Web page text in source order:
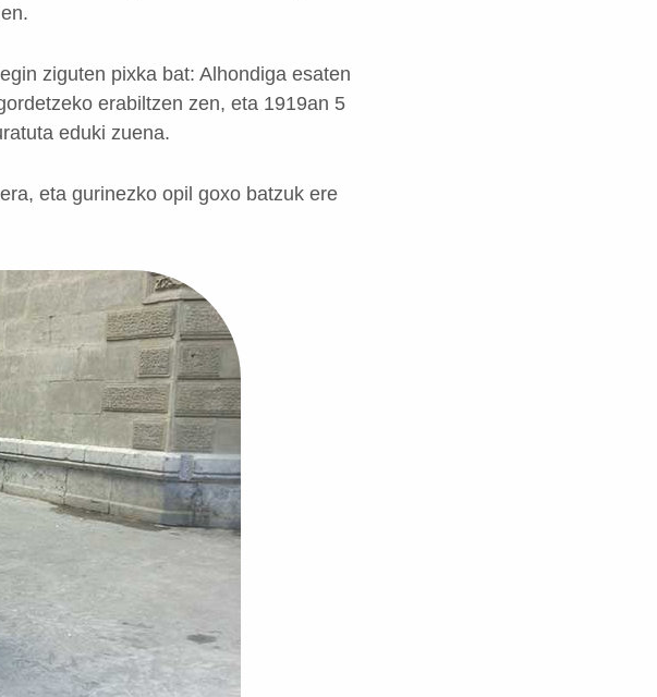
ziguten pixka bat: Alhondiga esaten
erabiltzen zen, eta 1919an 5
eduki zuena.
eta gurinezko opil goxo batzuk ere